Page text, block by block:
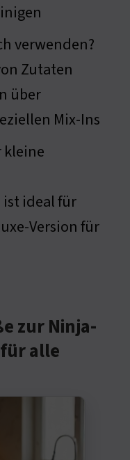
verwenden?
Zutaten
über
Mix-Ins
kleine
ist ideal für
Version für
zur Ninja-
alle